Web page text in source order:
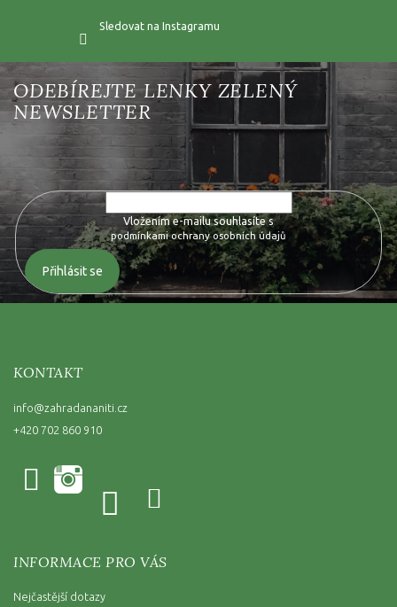
Sledovat na Instagramu
Vložte svůj e-mail a my vám budeme zasílat informace o nových
produktech na našem e-shopu.
Vložením e-mailu souhlasíte s
podmínkami ochrany osobních údajů
Přihlásit se
KONTAKT
info@zahradananiti.cz
+420 702 860 910
INFORMACE PRO VÁS
Nejčastější dotazy